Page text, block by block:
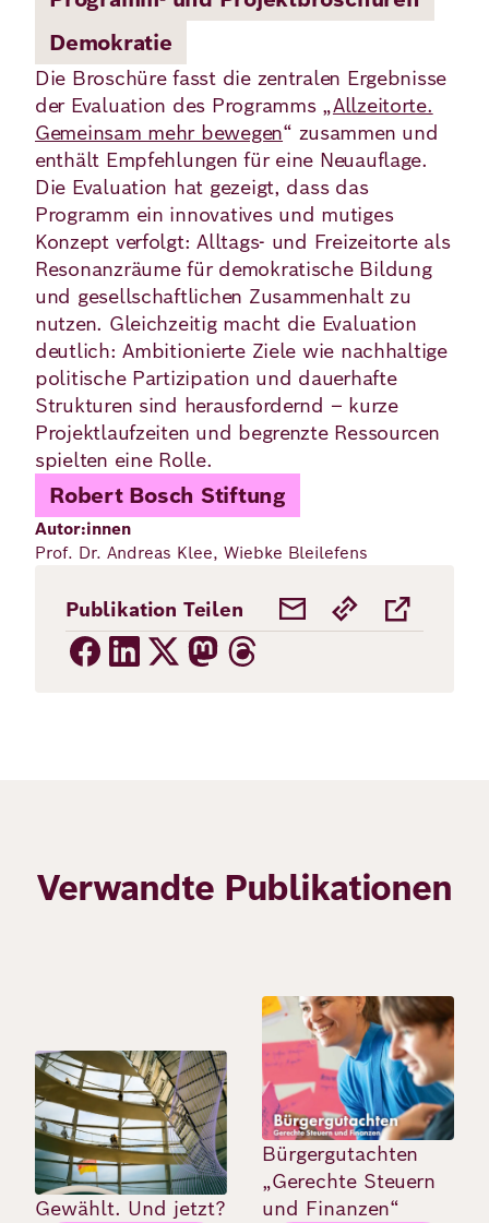
Deutsch Englisch
Demokratie
Die Broschüre fasst die zentralen Ergebnisse
der Evaluation des Programms „Allzeitorte.
Gemeinsam mehr bewegen“ zusammen und
enthält Empfehlungen für eine Neuauflage.
Die Evaluation hat gezeigt, dass das
Programm ein innovatives und mutiges
Konzept verfolgt: Alltags- und Freizeitorte als
Resonanzräume für demokratische Bildung
und gesellschaftlichen Zusammenhalt zu
nutzen. Gleichzeitig macht die Evaluation
deutlich: Ambitionierte Ziele wie nachhaltige
politische Partizipation und dauerhafte
Strukturen sind herausfordernd – kurze
Projektlaufzeiten und begrenzte Ressourcen
spielten eine Rolle.
Robert Bosch Stiftung
Autor:innen
Prof. Dr. Andreas Klee, Wiebke Bleilefens
Publikation Teilen
Verwandte Publikationen
Bild
Gewählt. Und jetzt?
Bild
Bürgergutachten
„Gerechte Steuern
und Finanzen“